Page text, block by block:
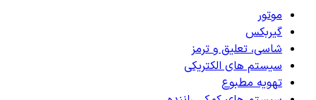
موتور
گیربکس
شاسی، تعلیق و ترمز
سیستم های الکتریکی
تهویه مطبوع